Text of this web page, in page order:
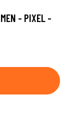
- PIXEL -